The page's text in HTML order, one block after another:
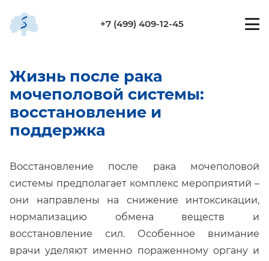
+7 (499) 409-12-45
Жизнь после рака
мочеполовой системы:
восстановление и
поддержка
Восстановление после рака мочеполовой
системы предполагает комплекс мероприятий –
они направлены на снижение интоксикации,
нормализацию обмена веществ и
восстановление сил. Особенное внимание
врачи уделяют именно пораженному органу и